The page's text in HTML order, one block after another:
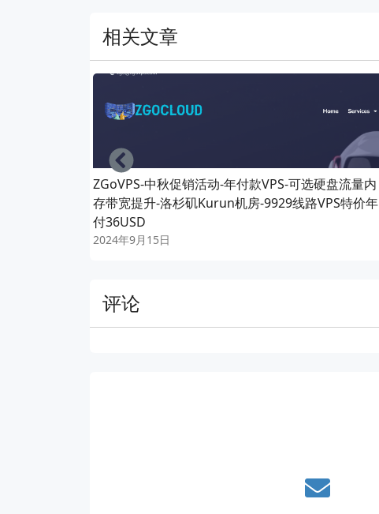
相关文章
ZGoVPS-中秋促销活动-年付款VPS-可选硬盘流量内
存带宽提升-洛杉矶Kurun机房-9929线路VPS特价年
付36USD
2024年9月15日
Left
评论